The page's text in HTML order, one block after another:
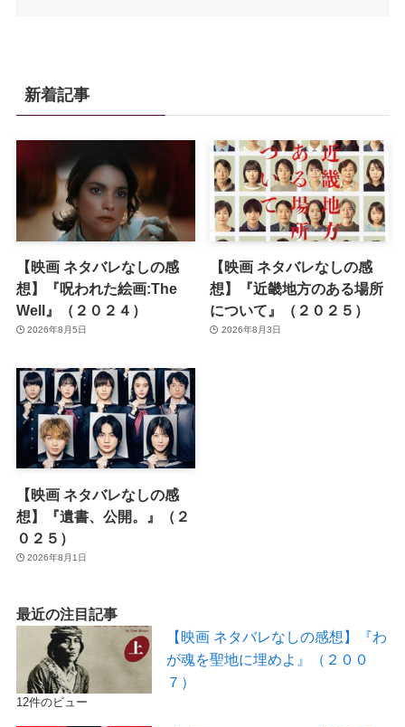
新着記事
【映画 ネタバレなしの感
想】『呪われた絵画:The
Well』（２０２４）
2026年8月5日
【映画 ネタバレなしの感
想】『近畿地方のある場所
について』（２０２５）
2026年8月3日
【映画 ネタバレなしの感
想】『遺書、公開。』（２
０２５）
2026年8月1日
最近の注目記事
【映画 ネタバレなしの感想】『わ
が魂を聖地に埋めよ』（２００
７）
12件のビュー